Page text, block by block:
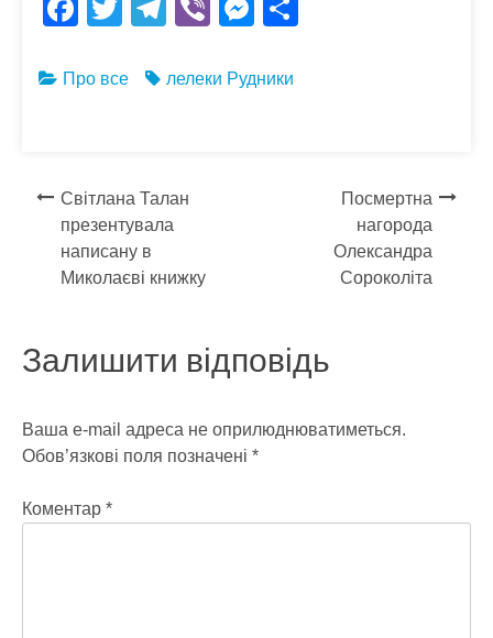
e
o
k
itte
m
er se
Про все лелеки Рудники
Навігація
записів
Світлана Талан
презентувала
написану в
Миколаєві книжку
Посмертна
нагорода
Олександра
Сороколіта
Залишити відповідь
Ваша e-mail адреса не оприлюднюватиметься.
Обов’язкові поля позначені *
Коментар *